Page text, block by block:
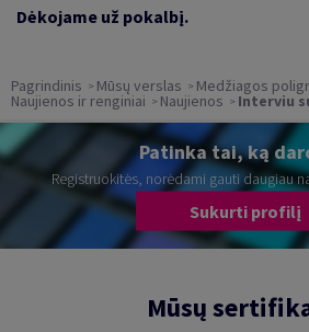
Dėkojame už pokalbį.
Pagrindinis Mūsų verslas Medžiagos
Naujienos ir renginiai Naujienos Interviu
Patinka tai, ką
Registruokitės, norėdami gauti daugiau
Sukurti profilį
Mūsų